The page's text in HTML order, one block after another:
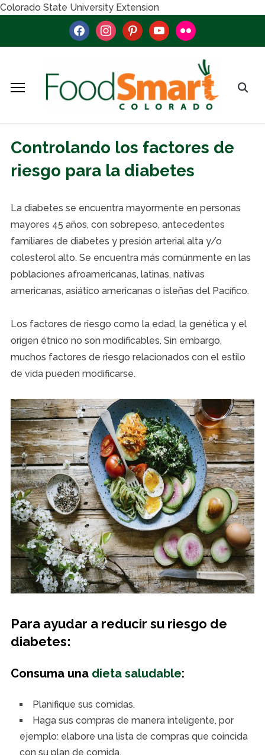
Colorado State University Extension
facebookinstagrampinterestyoutubeflickr
Controlando los factores de
riesgo para la diabetes
La diabetes se encuentra mayormente en personas
mayores 45 años, con sobrepeso, antecedentes
familiares de diabetes y presión arterial alta y/o
colesterol alto. Se encuentra más comúnmente en las
poblaciones afroamericanas, latinas, nativas
americanas, asiático americanas o isleñas del Pacífico.
Los factores de riesgo como la edad, la genética y el
origen étnico no son modificables. Sin embargo,
muchos factores de riesgo relacionados con el estilo
de vida pueden modificarse.
Para ayudar a reducir su riesgo de
diabetes:
Consuma una dieta saludable:
Planifique sus comidas.
Haga sus compras de manera inteligente, por
ejemplo: elabore una lista de compras que coincida
con su plan de comida.